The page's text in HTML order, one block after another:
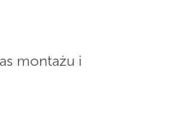
montażu i